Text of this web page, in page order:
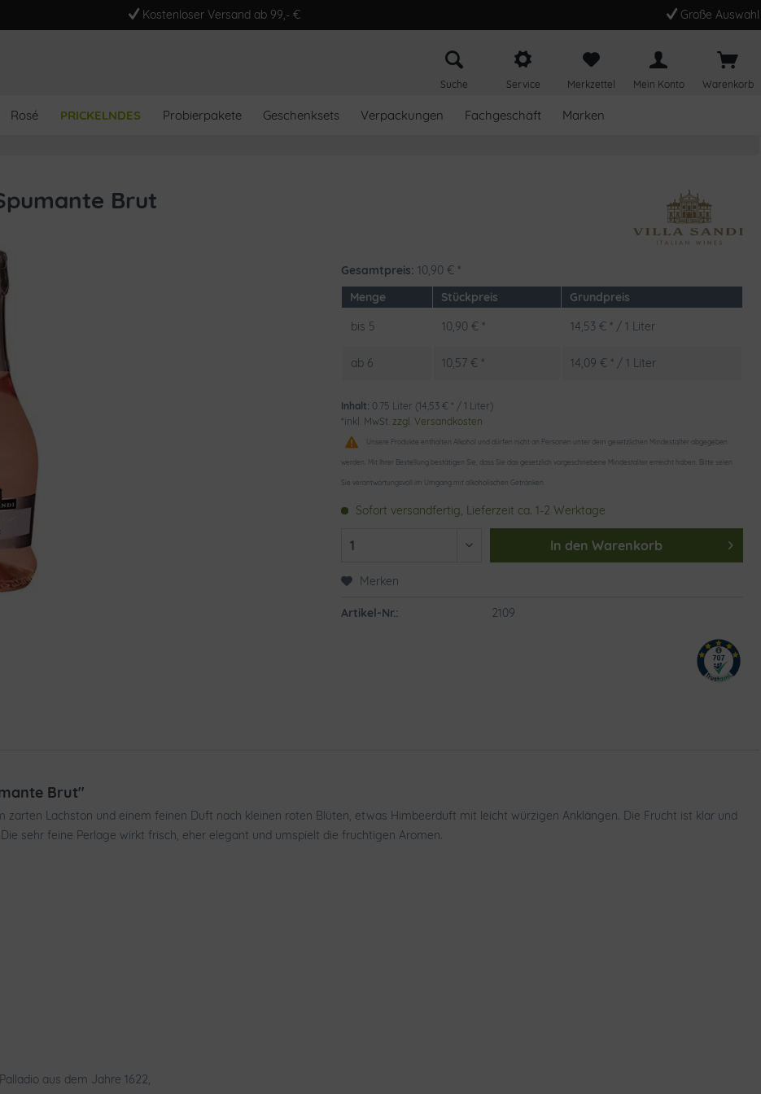
Kostenloser Versand ab 99,- € Große Auswahl
Suche Service Merkzettel Mein Konto Warenkorb
Rosé PRICKELNDES Probierpakete Geschenksets Verpackungen Fachgeschäft Marken
Brut
Gesamtpreis: 10,90 € *
Menge
Stückpreis
Grundpreis
bis 5 10,90 € * 14,53 € * / 1 Liter
ab 6 10,57 € * 14,09 € * / 1 Liter
Inhalt: 0.75 Liter (14,53 € * / 1 Liter)
*inkl. MwSt. zzgl. Versandkosten
Unsere Produkte enthalten Alkohol und dürfen nicht an Personen unter dem gesetzlichen Mindestalter abgegeben
werden. Mit Ihrer Bestellung bestätigen Sie, dass Sie das gesetzlich vorgeschriebene Mindestalter erreicht haben. Bitte seien
Sie verantwortungsvoll im Umgang mit alkoholischen Getränken.
Sofort versandfertig, Lieferzeit ca. 1-2 Werktage
In den Warenkorb
Merken
Artikel-Nr.: 2109
Brut"
zarten Lachston und einem feinen Duft nach kleinen roten Blüten, etwas Himbeerduft mit leicht würzigen Anklängen. Die Frucht ist klar und
sehr feine Perlage wirkt frisch, eher elegant und umspielt die fruchtigen Aromen.
aus dem Jahre 1622,